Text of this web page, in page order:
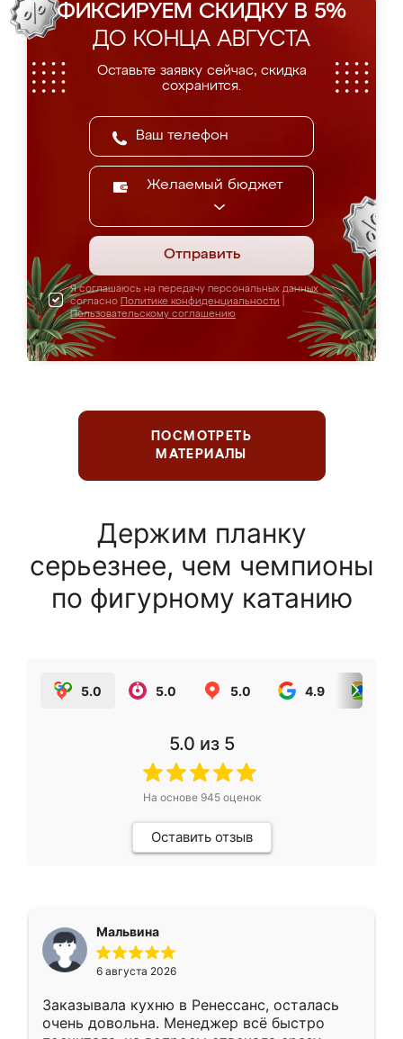
ФИКСИРУЕМ СКИДКУ В 5%
ДО КОНЦА АВГУСТА
Оставьте заявку сейчас, скидка
сохранится.
Желаемый бюджет
Отправить
Я соглашаюсь на передачу персональных данных
согласно Политике конфиденциальности
Пользовательскому соглашению
ПОСМОТРЕТЬ
МАТЕРИАЛЫ
Держим планку
серьезнее, чем чемпионы
по фигурному катанию
5.0 5.0 5.0 4.9
5.0 из 5
На основе 945оценок
Оставить отзыв
Мальвина
6 августа 2026
Заказывала кухню в Ренессанс, осталась
очень довольна. Менеджер всё быстро